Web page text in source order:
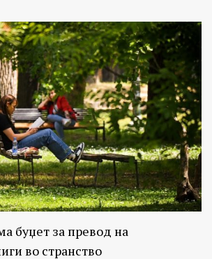
буџет за превод на
во странство